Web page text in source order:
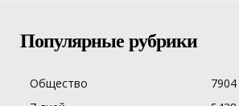
Популярные рубрики
Общество
7904